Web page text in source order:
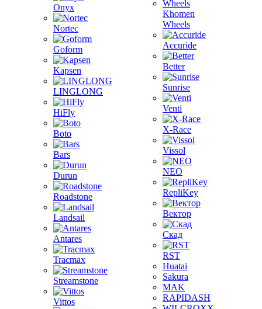
Onyx
Nortec
Goform
Kapsen
LINGLONG
HiFly
Boto
Bars
Durun
Roadstone
Landsail
Antares
Tracmax
Streamstone
Vittos
Khomen
Wheels
Accuride
Better
Sunrise
Venti
X-Race
Vissol
NEO
RepliKey
Вектор
Скад
RST
Huatai
Sakura
MAK
RAPIDASH